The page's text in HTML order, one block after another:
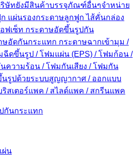
ษัทยังมีสินค้าบรรจุภัณฑ์อื่นๆจำหน่าย
แผ่นรองกระดาษลูกฟูก ไส้คั่นกล่อง
ฟเซ็ท กระดาษอัดขึ้นรูปกัน
ษอัดกันกระแทก กระดาษฉากเข้ามุม /
ดขึ้นรูป / โฟมแผ่น (EPS) / โฟมก้อน /
ความร้อน / โฟมกันเสียง / โฟมกัน
รูปด้วยระบบสูญญากาศ / ออกแบบ
สเตอร์แพค / สไลด์แพค / สกรีนแพค
กันกระแทก